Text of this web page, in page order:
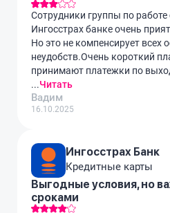
Сотрудники группы по
Ингосстрах банке очень
Но это не компенсирует всех
неудобств.Очень короткий
принимают платежки по
...Читать
Вадим
16.10.2025
Ингосстрах Банк
Кредитные карты
Выгодные условия, но
сроками